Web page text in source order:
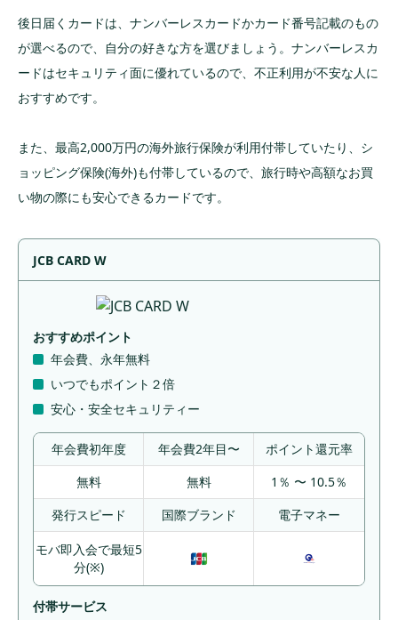
後日届くカードは、ナンバーレスカードかカード番号記載のもの
が選べるので、自分の好きな方を選びましょう。ナンバーレスカ
ードはセキュリティ面に優れているので、不正利用が不安な人に
おすすめです。
また、最高2,000万円の海外旅行保険が利用付帯していたり、シ
ョッピング保険(海外)も付帯しているので、旅行時や高額なお買
い物の際にも安心できるカードです。
JCB CARD W
おすすめポイント
年会費、永年無料
いつでもポイント２倍
安心・安全セキュリティー
年会費初年度 年会費2年目〜
ポイント還元率
無料
無料
1％ 〜 10.5％
発行スピード
国際ブランド 電子マネー
モバ即入会で最短5
分(※)
付帯サービス